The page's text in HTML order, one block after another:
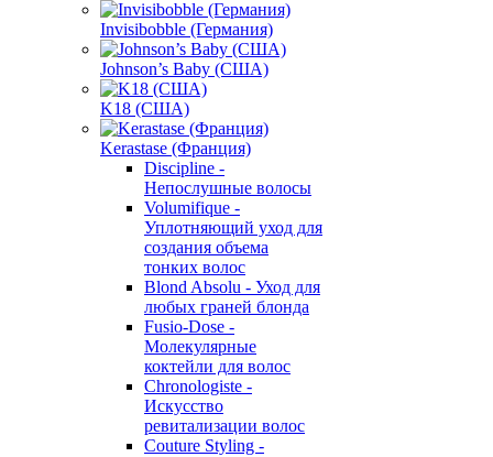
Invisibobble (Германия)
Johnson’s Baby (США)
K18 (США)
Kerastase (Франция)
Discipline -
Непослушные волосы
Volumifique -
Уплотняющий уход для
создания объема
тонких волос
Blond Absolu - Уход для
любых граней блонда
Fusio-Dose -
Молекулярные
коктейли для волос
Chronologiste -
Искусство
ревитализации волос
Couture Styling -